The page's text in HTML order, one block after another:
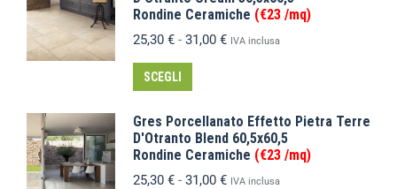
Rondine Ceramiche (€23 /mq)
25,30 € - 31,00 € IVA inclusa
SCEGLI
Gres Porcellanato Effetto Pietra Terre
D'Otranto Blend 60,5x60,5
Rondine Ceramiche (€23 /mq)
25,30 € - 31,00 € IVA inclusa